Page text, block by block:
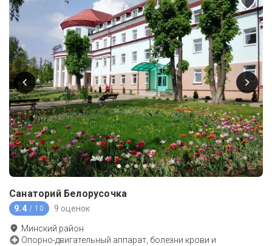
Санаторий Белорусочка
9.4 / 10 9 оценок
Минский район
Опорно-двигательный аппарат, болезни крови и